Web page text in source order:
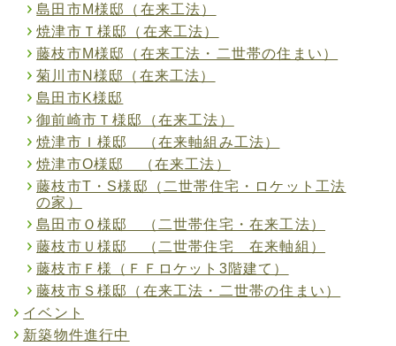
島田市M様邸（在来工法）
焼津市Ｔ様邸（在来工法）
藤枝市M様邸（在来工法・二世帯の住まい）
菊川市N様邸（在来工法）
島田市K様邸
御前崎市Ｔ様邸（在来工法）
焼津市Ｉ様邸 （在来軸組み工法）
焼津市O様邸 （在来工法）
藤枝市T・S様邸（二世帯住宅・ロケット工法
の家）
島田市Ｏ様邸 （二世帯住宅・在来工法）
藤枝市Ｕ様邸 （二世帯住宅 在来軸組）
藤枝市Ｆ様（ＦＦロケット3階建て）
藤枝市Ｓ様邸（在来工法・二世帯の住まい）
イベント
新築物件進行中